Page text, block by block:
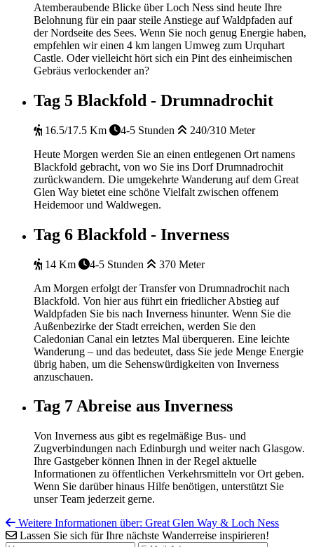
Atemberaubende Blicke über Loch Ness sind heute Ihre
Belohnung für ein paar steile Anstiege auf Waldpfaden auf
der Nordseite des Sees. Wenn Sie noch genug Energie haben,
empfehlen wir einen 4 km langen Umweg zum Urquhart
Castle. Oder vielleicht hört sich ein Pint des einheimischen
Gebräus verlockender an?
Tag 5 Blackfold - Drumnadrochit
16.5/17.5 Km 4-5 Stunden
240/310 Meter
Heute Morgen werden Sie an einen entlegenen Ort namens
Blackfold gebracht, von wo Sie ins Dorf Drumnadrochit
zurückwandern. Die umgekehrte Wanderung auf dem Great
Glen Way bietet eine schöne Vielfalt zwischen offenem
Heidemoor und Waldwegen.
Tag 6 Blackfold - Inverness
14 Km 4-5 Stunden
370 Meter
Am Morgen erfolgt der Transfer von Drumnadrochit nach
Blackfold. Von hier aus führt ein friedlicher Abstieg auf
Waldpfaden Sie bis nach Inverness hinunter. Wenn Sie die
Außenbezirke der Stadt erreichen, werden Sie den
Caledonian Canal ein letztes Mal überqueren. Eine leichte
Wanderung – und das bedeutet, dass Sie jede Menge Energie
übrig haben, um die Sehenswürdigkeiten von Inverness
anzuschauen.
Tag 7Abreise aus Inverness
Von Inverness aus gibt es regelmäßige Bus- und
Zugverbindungen nach Edinburgh und weiter nach Glasgow.
Ihre Gastgeber können Ihnen in der Regel aktuelle
Informationen zu öffentlichen Verkehrsmitteln vor Ort geben.
Wenn Sie darüber hinaus Hilfe benötigen, unterstützt Sie
unser Team jederzeit gerne.
Weitere Informationen über: Great Glen Way & Loch Ness
Lassen Sie sich für Ihre nächste Wanderreise inspirieren!